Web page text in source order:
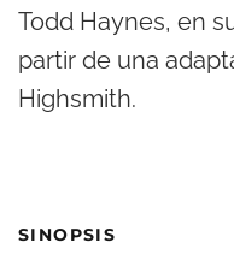
Todd Haynes, en
partir de una
Highsmith.
SINOPSIS